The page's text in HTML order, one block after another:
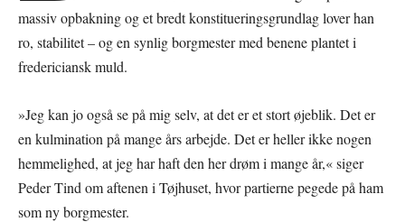
massiv opbakning og et bredt konstitueringsgrundlag lover han
ro, stabilitet – og en synlig borgmester med benene plantet i
fredericiansk muld.
»Jeg kan jo også se på mig selv, at det er et stort øjeblik. Det er
en kulmination på mange års arbejde. Det er heller ikke nogen
hemmelighed, at jeg har haft den her drøm i mange år,« siger
Peder Tind om aftenen i Tøjhuset, hvor partierne pegede på ham
som ny borgmester.